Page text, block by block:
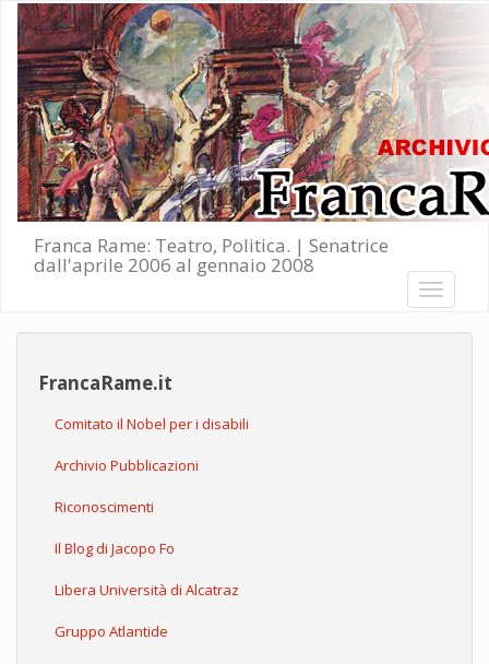
Salta al contenuto principale
Franca Rame: Teatro, Politica. | Senatrice
dall'aprile 2006 al gennaio 2008
Toggle
FrancaRame.it
Comitato il Nobel per i disabili
Archivio Pubblicazioni
Riconoscimenti
Il Blog di Jacopo Fo
Libera Università di Alcatraz
Gruppo Atlantide